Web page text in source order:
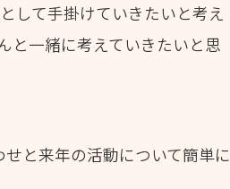
して手掛けていきたいと考え
と一緒に考えていきたいと思
と来年の活動について簡単に